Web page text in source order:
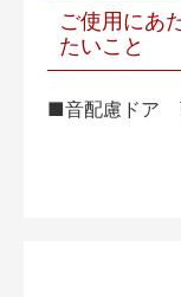
ご使用にあ
たいこと
■音配慮ドア